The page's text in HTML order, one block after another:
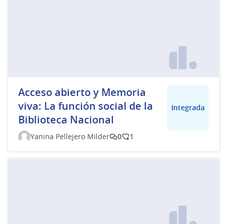
Acceso abierto y Memoria
viva: La función social de la
Biblioteca Nacional
Integrada
Yanina Pellejero Milder 0 1